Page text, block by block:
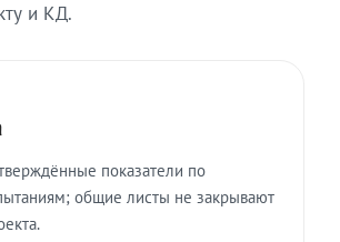
и КД.
показатели по
общие листы не закрывают